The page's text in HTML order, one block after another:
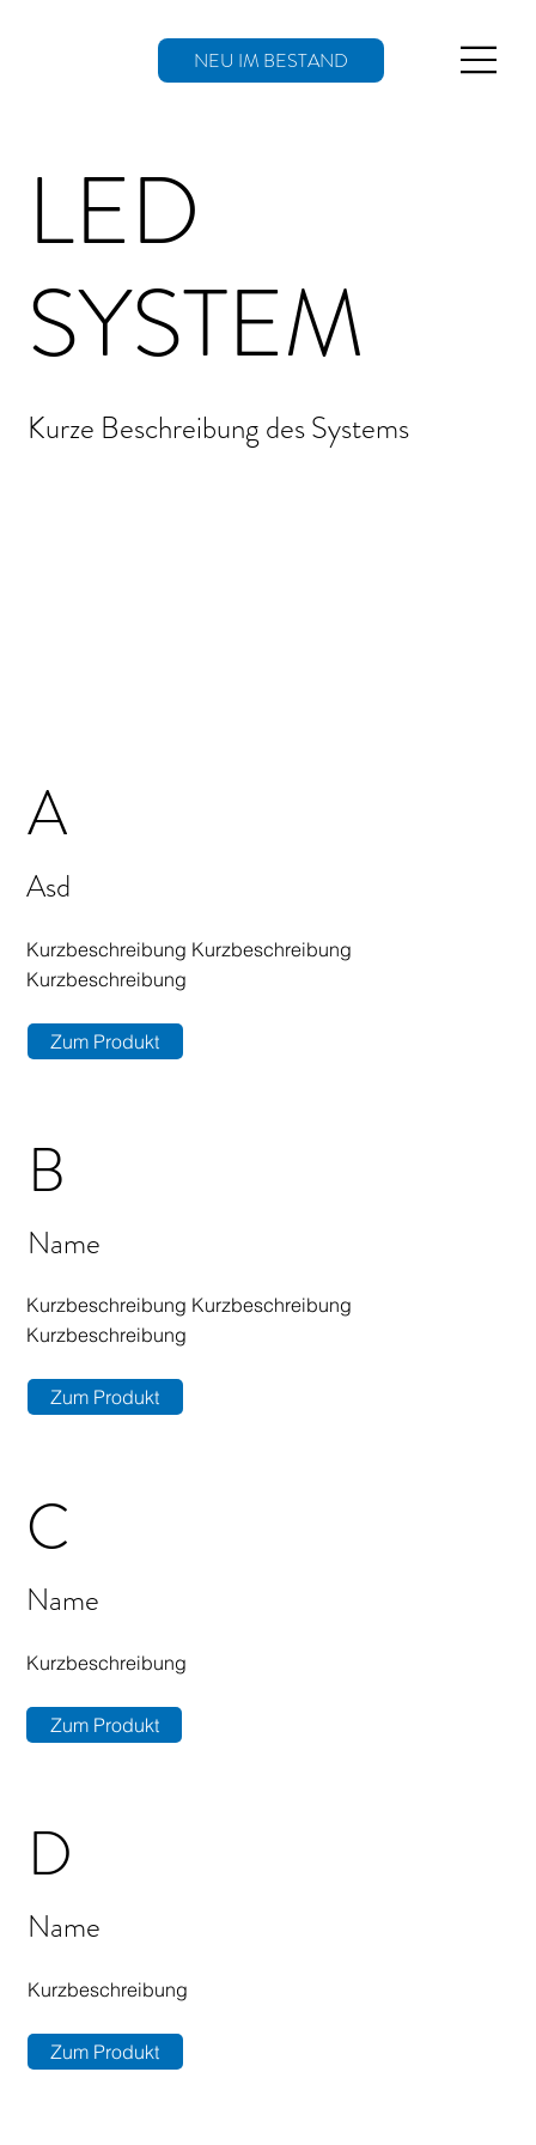
NEU IM BESTAND
LED
SYSTEM
Kurze Beschreibung des Systems
A
Asd
Kurzbeschreibung Kurzbeschreibung
Kurzbeschreibung
Zum Produkt
B
Name
Kurzbeschreibung Kurzbeschreibung
Kurzbeschreibung
Zum Produkt
C
Name
Kurzbeschreibung
Zum Produkt
D
Name
Kurzbeschreibung
Zum Produkt